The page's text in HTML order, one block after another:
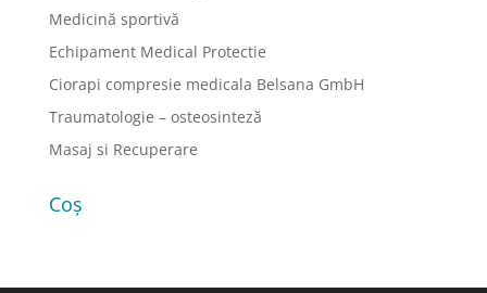
Medicină sportivă
Echipament Medical Protectie
Ciorapi compresie medicala Belsana GmbH
Traumatologie – osteosinteză
Masaj si Recuperare
Coș